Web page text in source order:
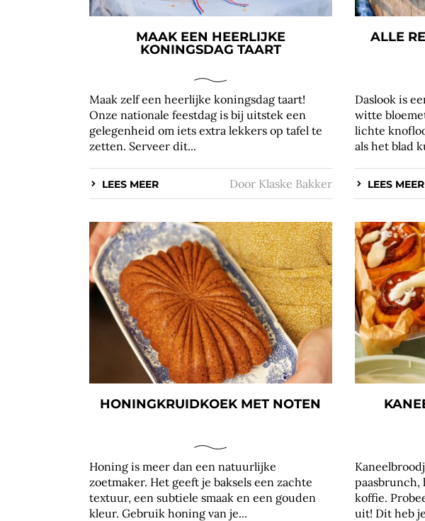
MAAK EEN HEERLIJKE
KONINGSDAG TAART
Maak zelf een heerlijke koningsdag taart!
Onze nationale feestdag is bij uitstek een
gelegenheid om iets extra lekkers op tafel te
zetten. Serveer dit...
LEES MEER Door Klaske Bakker
ALLE
Daslook is
witte
lichte
als het blad
LEES MEER
HONINGKRUIDKOEK MET NOTEN
Honing is meer dan een natuurlijke
zoetmaker. Het geeft je baksels een zachte
textuur, een subtiele smaak en een gouden
kleur. Gebruik honing van je...
paasbrunch,
koffie.
uit! Dit heb